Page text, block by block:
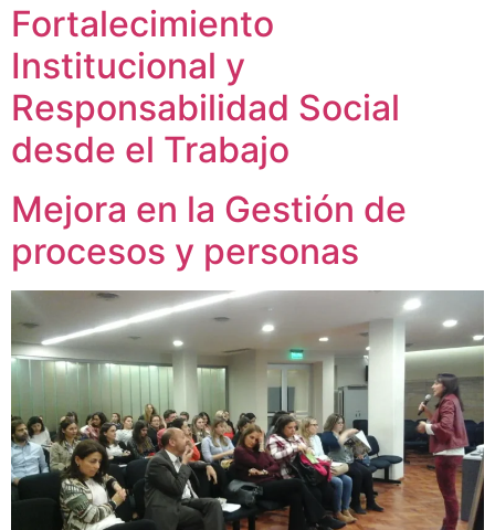
Fortalecimiento
Institucional y
Responsabilidad Social
desde el Trabajo
Mejora en la Gestión de
procesos y personas